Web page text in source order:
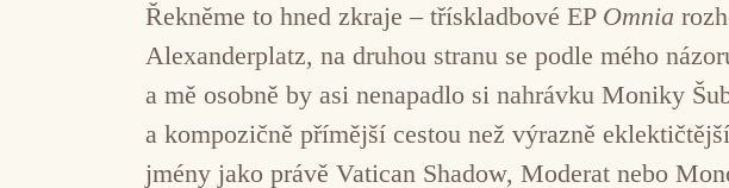
Řekněme to hned zkraje – třískladbové EP Omnia
Alexanderplatz, na druhou stranu se podle mého
a mě osobně by asi nenapadlo si nahrávku Moniky
a kompozičně přímější cestou než výrazně
jmény jako právě Vatican Shadow, Moderat nebo